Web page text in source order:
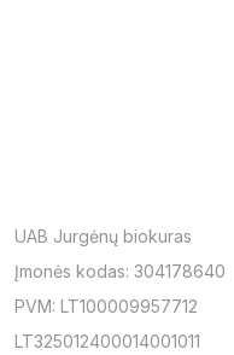
UAB Jurgėnų biokuras
Įmonės kodas: 304178640
PVM: LT100009957712
LT325012400014001011